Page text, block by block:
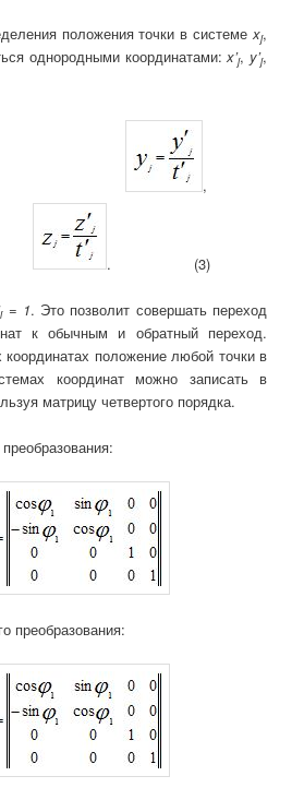
положения точки в системе xj,
однородными координатами:x’j, y’j,
,
. (3)
i= 1. Это позволит совершать переход
к обычным и обратный переход.
положение любой точки в
координат можно записать в
матрицу четвертого порядка.
преобразования: